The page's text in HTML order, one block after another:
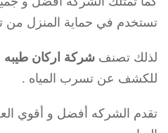
تستخدم في حماية المنزل من
لذلك تصنف شركة اركان طيبه
للكشف عن تسرب المياه .
تقدم الشركه أفضل و أقوي